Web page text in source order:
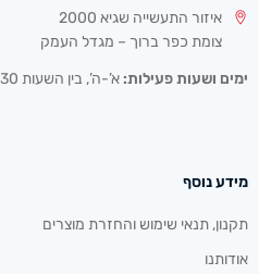
איזור התעשייה שגיא 2000
צומת כפר ברוך – מגדל העמק
ימים ושעות פעילות: א’-ה’, בין השעות 08:30-16:30
מידע נוסף
תקנון, תנאי שימוש והחזרת מוצרים
אודותנו